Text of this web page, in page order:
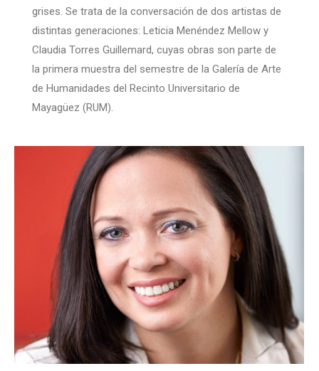
grises. Se trata de la conversación de dos artistas de
distintas generaciones: Leticia Menéndez Mellow y
Claudia Torres Guillemard, cuyas obras son parte de
la primera muestra del semestre de la Galería de Arte
de Humanidades del Recinto Universitario de
Mayagüez (RUM).